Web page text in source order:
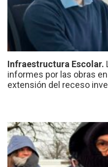
Infraestructura Escolar.
informes por las obras
extensión del receso